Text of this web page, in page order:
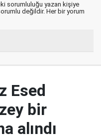
sorumluluğu yazan kişiye
değildir. Her bir yorum
Esed
bir
alındı